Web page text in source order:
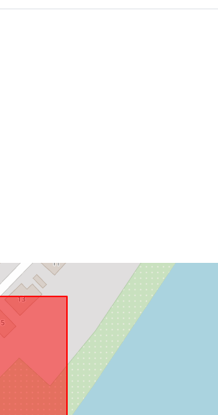
Térbeli: Koordináták: